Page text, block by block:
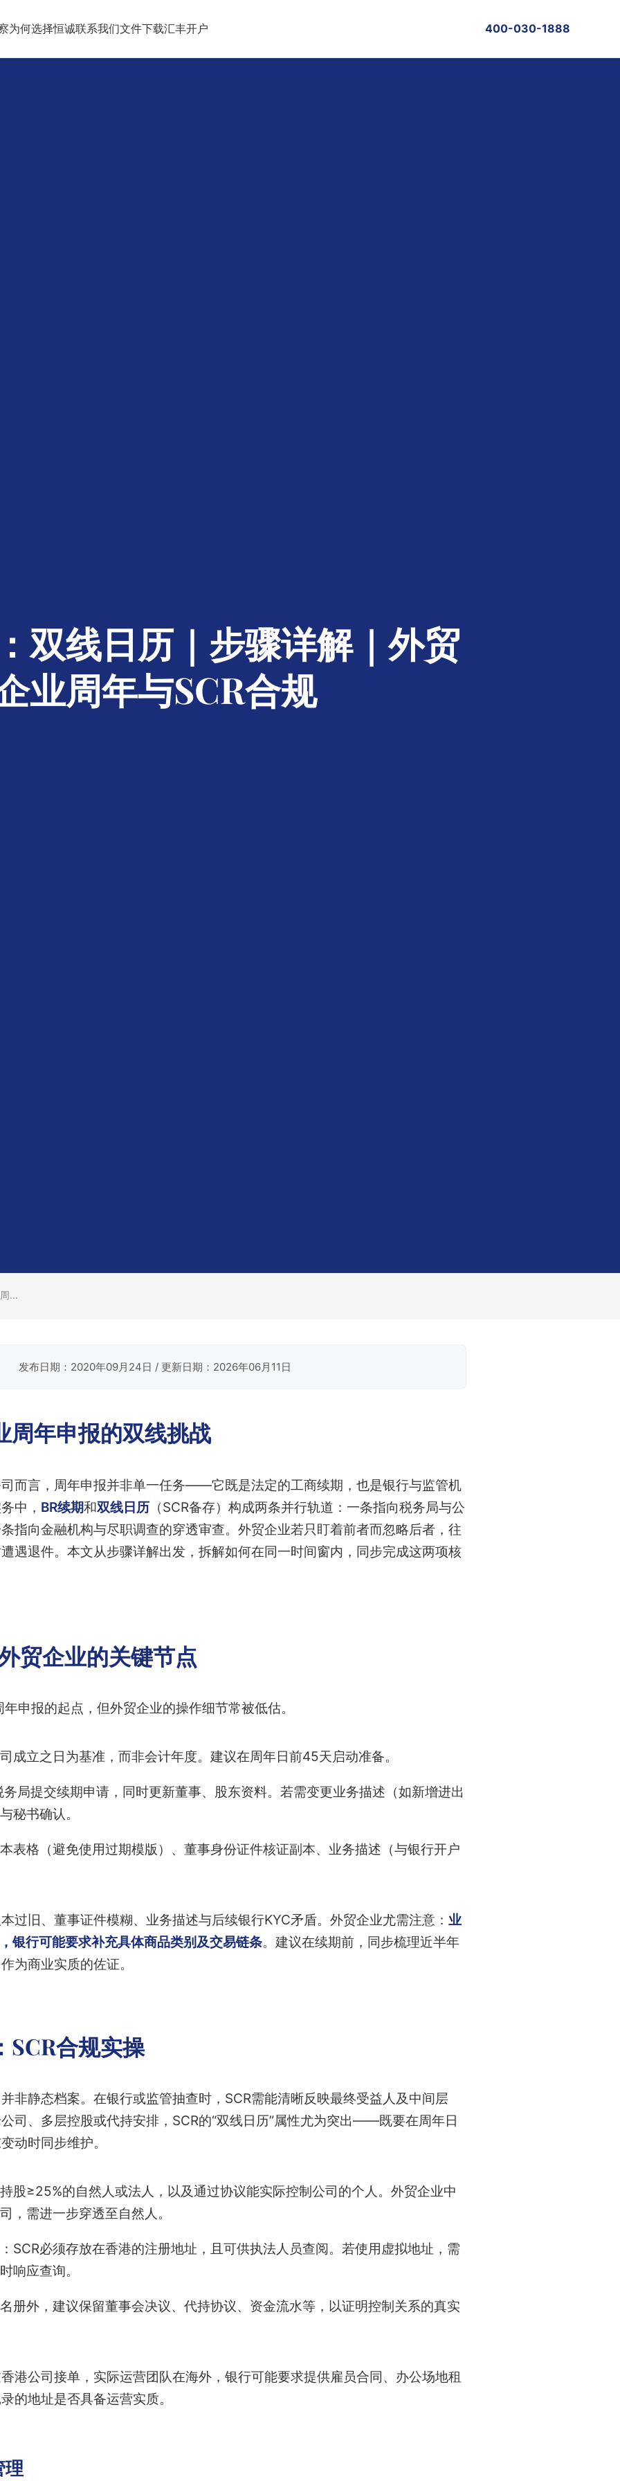
为何选择恒诚联系我们文件下载汇丰开户 400-030-1888
双线日历｜步骤详解｜外贸
业周年与SCR合规
...
发布日期：2020年09月24日 / 更新日期：2026年06月11日
周年申报的双线挑战
而言，周年申报并非单一任务——它既是法定的工商续期，也是银行与监管机
中， BR续期和双线日历 （SCR备存）构成两条并行轨道：一条指向税务局与公
指向金融机构与尽职调查的穿透审查。外贸企业若只盯着前者而忽略后者，往
遇退件。本文从步骤详解出发，拆解如何在同一时间窗内，同步完成这两项核
贸企业的关键节点
申报的起点，但外贸企业的操作细节常被低估。
成立之日为基准，而非会计年度。建议在周年日前45天启动准备。
务局提交续期申请，同时更新董事、股东资料。若需变更业务描述（如新增进出
秘书确认。
表格（避免使用过期模版）、董事身份证件核证副本、业务描述（与银行开户
过旧、董事证件模糊、业务描述与后续银行KYC矛盾。外贸企业尤需注意： 业
银行可能要求补充具体商品类别及交易链条。建议在续期前，同步梳理近半年
为商业实质的佐证。
SCR合规实操
非静态档案。在银行或监管抽查时，SCR需能清晰反映最终受益人及中间层
司、多层控股或代持安排，SCR的“双线日历”属性尤为突出——既要在周年日
动时同步维护。
股≥25%的自然人或法人，以及通过协议能实际控制公司的个人。外贸企业中
，需进一步穿透至自然人。
：SCR必须存放在香港的注册地址，且可供执法人员查阅。若使用虚拟地址，需
响应查询。
册外，建议保留董事会决议、代持协议、资金流水等，以证明控制关系的真实
港公司接单，实际运营团队在海外，银行可能要求提供雇员合同、办公场地租
的地址是否具备运营实质。
理